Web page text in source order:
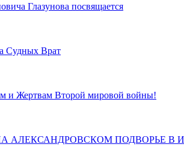
Глазунова посвящается
Судных Врат
и Жертвам Второй мировой войны!
АЛЕКСАНДРОВСКОМ ПОДВОРЬЕ В